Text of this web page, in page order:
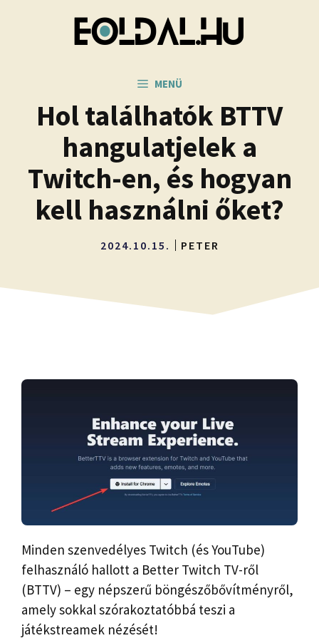
MENÜ
Hol találhatók BTTV
hangulatjelek a
Twitch-en, és hogyan
kell használni őket?
2024.10.15. PETER
Minden szenvedélyes Twitch (és YouTube)
felhasználó hallott a Better Twitch TV-ről
(BTTV) – egy népszerű böngészőbővítményről,
amely sokkal szórakoztatóbbá teszi a
játékstreamek nézését!